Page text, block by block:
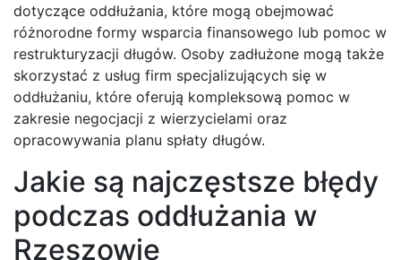
dotyczące oddłużania, które mogą obejmować
różnorodne formy wsparcia finansowego lub pomoc w
restrukturyzacji długów. Osoby zadłużone mogą także
skorzystać z usług firm specjalizujących się w
oddłużaniu, które oferują kompleksową pomoc w
zakresie negocjacji z wierzycielami oraz
opracowywania planu spłaty długów.
Jakie są najczęstsze błędy
podczas oddłużania w
Rzeszowie